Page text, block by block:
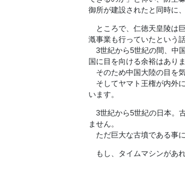
御所が建設されたと同時に
ところで、仁徳天皇陵は
漑事業も行っていたという
3世紀から5世紀の間、中
国に目を向ける余裕はあり
そのため中国大陸の目を
そしてヤマト王権が内外
います。
3世紀から5世紀の日本。
ません。
ただ巨大な古墳である事
もし、タイムマシンがあ